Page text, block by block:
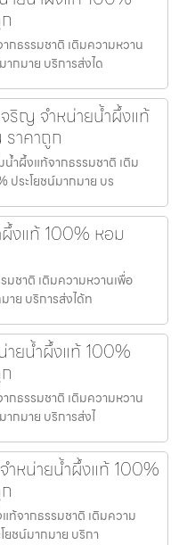
กธรรมชาติ เติมความหวาน
กมาย บริการส่งได
ริญ จำหน่ายน้ำผึ้งแท้
าคาถูก
ำผึ้งแท้จากธรรมชาติ เติม
ประโยชน์มากมาย บร
งแท้ 100% หอม
มชาติ เติมความหวานเพื่อ
าย บริการส่งได้ท
ายน้ำผึ้งแท้ 100%
กธรรมชาติ เติมความหวาน
กมาย บริการส่งไ
หน่ายน้ำผึ้งแท้ 100%
ท้จากธรรมชาติ เติมความ
ยชน์มากมาย บริกา